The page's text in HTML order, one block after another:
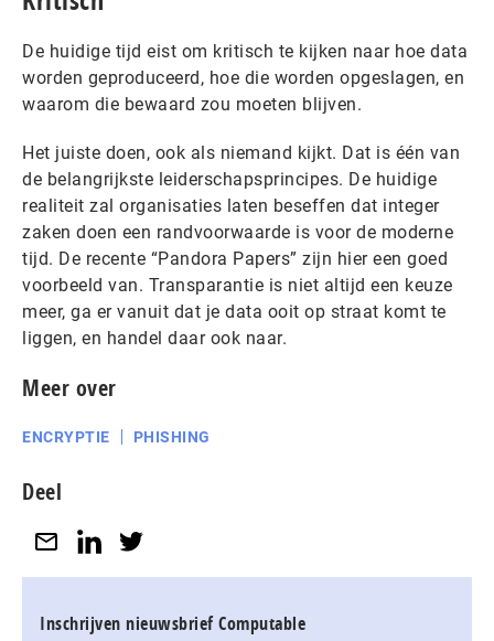
De huidige tijd eist om kritisch te kijken naar hoe data
worden geproduceerd, hoe die worden opgeslagen, en
waarom die bewaard zou moeten blijven.
Het juiste doen, ook als niemand kijkt. Dat is één van
de belangrijkste leiderschapsprincipes. De huidige
realiteit zal organisaties laten beseffen dat integer
zaken doen een randvoorwaarde is voor de moderne
tijd. De recente “Pandora Papers” zijn hier een goed
voorbeeld van. Transparantie is niet altijd een keuze
meer, ga er vanuit dat je data ooit op straat komt te
liggen, en handel daar ook naar.
Meer over
ENCRYPTIE PHISHING
Deel
Inschrijven nieuwsbrief Computable